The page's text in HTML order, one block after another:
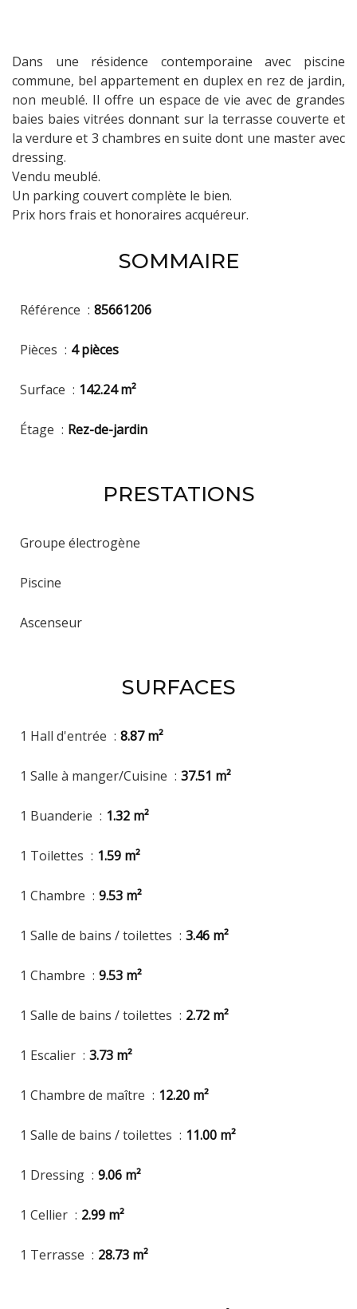
Dans une résidence contemporaine avec piscine
commune, bel appartement en duplex en rez de jardin,
non meublé. Il offre un espace de vie avec de grandes
baies baies vitrées donnant sur la terrasse couverte et
la verdure et 3 chambres en suite dont une master avec
dressing.
Vendu meublé.
Un parking couvert complète le bien.
Prix hors frais et honoraires acquéreur.
SOMMAIRE
Référence 85661206
Pièces 4 pièces
Surface 142.24 m²
Étage Rez-de-jardin
PRESTATIONS
Groupe électrogène
Piscine
Ascenseur
SURFACES
1 Hall d'entrée 8.87 m²
1 Salle à manger/Cuisine 37.51 m²
1 Buanderie 1.32 m²
1 Toilettes 1.59 m²
1 Chambre 9.53 m²
1 Salle de bains / toilettes 3.46 m²
1 Chambre 9.53 m²
1 Salle de bains / toilettes 2.72 m²
1 Escalier 3.73 m²
1 Chambre de maître 12.20 m²
1 Salle de bains / toilettes 11.00 m²
1 Dressing 9.06 m²
1 Cellier 2.99 m²
1 Terrasse 28.73 m²